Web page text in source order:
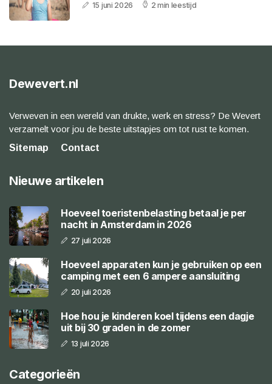
15 juni 2026 2 min leestijd
Dewevert.nl
Verweven in een wereld van drukte, werk en stress? De Wevert
verzamelt voor jou de beste uitstapjes om tot rust te komen.
Sitemap
Contact
Nieuwe artikelen
Hoeveel toeristenbelasting betaal je per
nacht in Amsterdam in 2026
27 juli 2026
Hoeveel apparaten kun je gebruiken op een
camping met een 6 ampere aansluiting
20 juli 2026
Hoe hou je kinderen koel tijdens een dagje
uit bij 30 graden in de zomer
13 juli 2026
Categorieën